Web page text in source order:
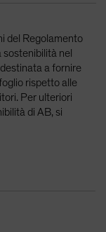
del Regolamento
nel
a fornire
rispetto alle
Per ulteriori
di AB, si